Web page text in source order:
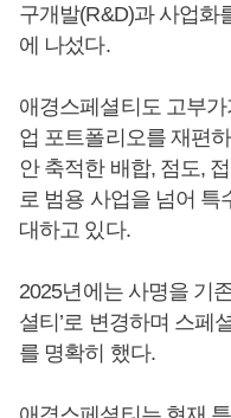
구개발(R&D)과 사업화
에 나섰다.
애경스페셜티도 고부
업 포트폴리오를 재편
안 축적한 배합, 점도,
로 범용 사업을 넘어
대하고 있다.
2025년에는 사명을 기
셜티’로 변경하며 스페
를 명확히 했다.